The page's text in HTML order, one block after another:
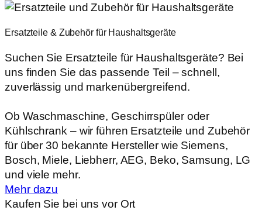
Ersatzteile & Zubehör für Haushaltsgeräte
Suchen Sie Ersatzteile für Haushaltsgeräte? Bei
uns finden Sie das passende Teil – schnell,
zuverlässig und markenübergreifend.
Ob Waschmaschine, Geschirrspüler oder
Kühlschrank – wir führen Ersatzteile und Zubehör
für über 30 bekannte Hersteller wie Siemens,
Bosch, Miele, Liebherr, AEG, Beko, Samsung, LG
und viele mehr.
Mehr dazu
Kaufen Sie bei uns vor Ort